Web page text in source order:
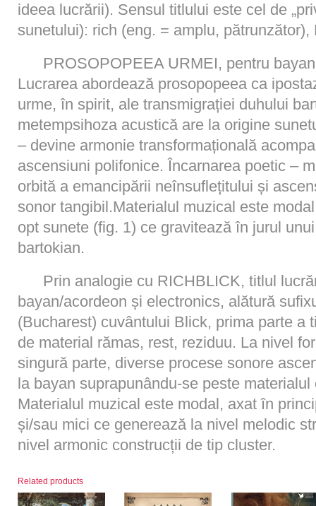
ideea lucrării). Sensul titlului este cel de
sunetului): rich (eng. = amplu,
PROSOPOPEEA URMEI, pentru
Lucrarea abordează prosopopeea ca
urme, în spirit, ale transmigrației duhului
metempsihoza acustică are la origine
– devine armonie transformațională
ascensiuni polifonice. Încarnarea poetic –
orbită a emancipării neînsuflețitului și
sonor tangibil.Materialul muzical este
opt sunete (fig. 1) ce gravitează în jurul
bartokian.
Prin analogie cu RICHBLICK, titlul
bayan/acordeon și electronics, alătură
(Bucharest) cuvântului Blick, prima parte a
de material rămas, rest, reziduu. La nivel
singură parte, diverse procese sonore
la bayan suprapunându-se peste
Materialul muzical este modal, axat în
și/sau mici ce generează la nivel melodic
nivel armonic construcții de tip cluster.
Related products